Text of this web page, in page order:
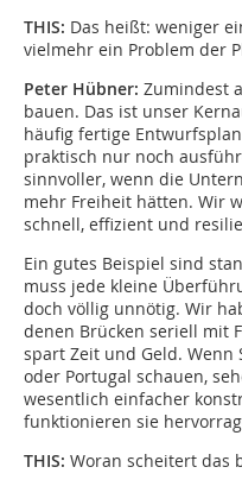
THIS: Das heißt: weniger
vielmehr ein Problem der
Peter Hübner: Zumindest
bauen. Das ist unser
häufig fertige
praktisch nur noch
sinnvoller, wenn die
mehr Freiheit hätten. Wir
schnell, effizient und
Ein gutes Beispiel sind
muss jede kleine
doch völlig unnötig. Wir
denen Brücken seriell mit
spart Zeit und Geld. Wenn
oder Portugal schauen,
wesentlich einfacher
funktionieren sie
THIS: Woran scheitert das